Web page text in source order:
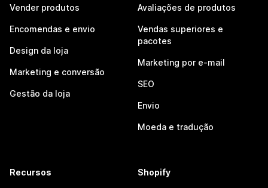
Vender produtos
Encomendas e envio
Design da loja
Marketing e conversão
Gestão da loja
Avaliações de produtos
Vendas superiores e
pacotes
Marketing por e-mail
SEO
Envio
Moeda e tradução
Recursos Shopify